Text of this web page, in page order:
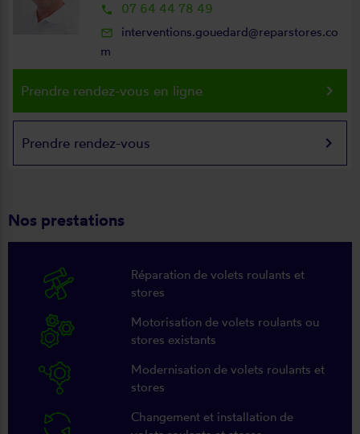
local_phone 07 64 44 78 49
mail_outline
interventions.gouedard@reparstores.co
m
Prendre rendez-vous en ligne keyboard_arrow_right
Prendre rendez-vous keyboard_arrow_right
Nos prestations
Réparation de volets roulants et
stores
Motorisation de volets roulants ou
stores existants
Modernisation de volets roulants et
stores
Changement et installation de